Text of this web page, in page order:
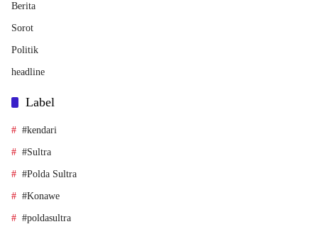
Berita
Sorot
Politik
headline
Label
#kendari
#Sultra
#Polda Sultra
#Konawe
#poldasultra